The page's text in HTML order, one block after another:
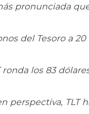
pronunciada
del Tesoro a
ronda los 83
perspectiva, TLT